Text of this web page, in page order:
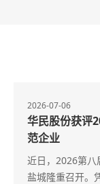
2026-06-24
华民股份
近日，华民
式明确全力
材料蓝海赛